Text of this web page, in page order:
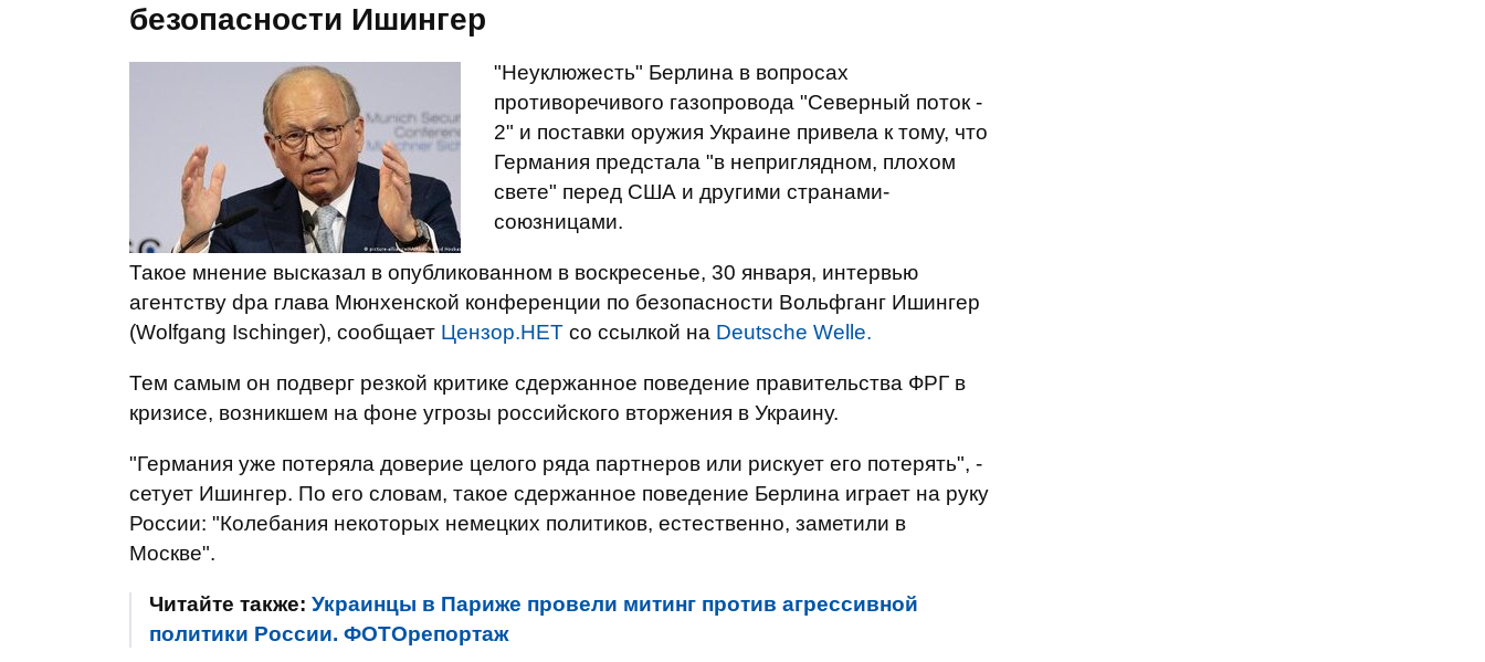
безопасности Ишингер
"Неуклюжесть" Берлина в вопросах
противоречивого газопровода "Северный поток -
2" и поставки оружия Украине привела к тому, что
Германия предстала "в неприглядном, плохом
свете" перед США и другими странами-
союзницами.
Такое мнение высказал в опубликованном в воскресенье, 30 января, интервью
агентству dpa глава Мюнхенской конференции по безопасности Вольфганг Ишингер
(Wolfgang Ischinger), сообщает Цензор.НЕТ со ссылкой на Deutsche Welle.
Тем самым он подверг резкой критике сдержанное поведение правительства ФРГ в
кризисе, возникшем на фоне угрозы российского вторжения в Украину.
"Германия уже потеряла доверие целого ряда партнеров или рискует его потерять", -
сетует Ишингер. По его словам, такое сдержанное поведение Берлина играет на руку
России: "Колебания некоторых немецких политиков, естественно, заметили в
Москве".
Читайте также: Украинцы в Париже провели митинг против агрессивной
политики России. ФОТОрепортаж